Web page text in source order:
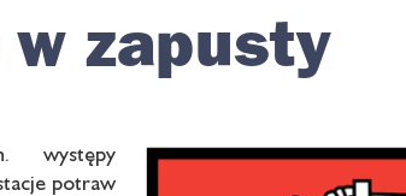
zapusty
występy
potraw